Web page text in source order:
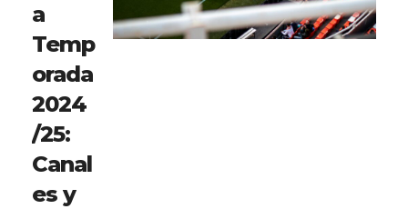
a
Temp
orada
2024
/25:
Canal
es y